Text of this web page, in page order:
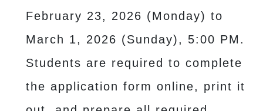
February 23, 2026 (Monday) to
March 1, 2026 (Sunday), 5:00 PM.
Students are required to complete
the application form online, print it